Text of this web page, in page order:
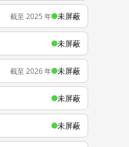
截至 2025 年 未屏蔽
未屏蔽
截至 2026 年 未屏蔽
未屏蔽
未屏蔽